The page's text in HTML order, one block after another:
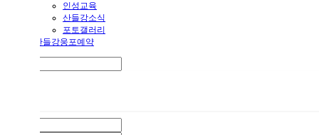
인성교육
산들강소식
포토갤러리
산들강웅포예약